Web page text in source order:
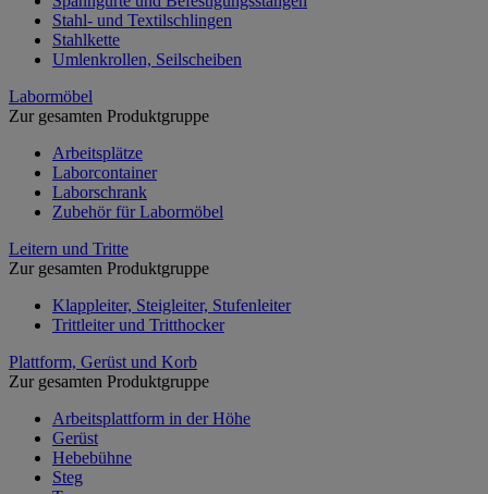
Stahl- und Textilschlingen
Stahlkette
Umlenkrollen, Seilscheiben
Labormöbel
Zur gesamten Produktgruppe
Arbeitsplätze
Laborcontainer
Laborschrank
Zubehör für Labormöbel
Leitern und Tritte
Zur gesamten Produktgruppe
Klappleiter, Steigleiter, Stufenleiter
Trittleiter und Tritthocker
Plattform, Gerüst und Korb
Zur gesamten Produktgruppe
Arbeitsplattform in der Höhe
Gerüst
Hebebühne
Steg